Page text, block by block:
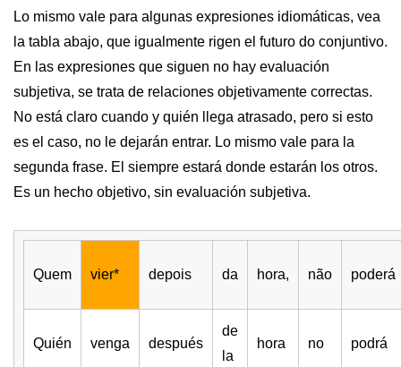
Lo mismo vale para algunas expresiones idiomáticas, vea
la tabla abajo, que igualmente rigen el futuro do conjuntivo.
En las expresiones que siguen no hay evaluación
subjetiva, se trata de relaciones objetivamente correctas.
No está claro cuando y quién llega atrasado, pero si esto
es el caso, no le dejarán entrar. Lo mismo vale para la
segunda frase. El siempre estará donde estarán los otros.
Es un hecho objetivo, sin evaluación subjetiva.
Quem vier* depois da hora, não poderá
Quién venga después
de
la
hora no podrá